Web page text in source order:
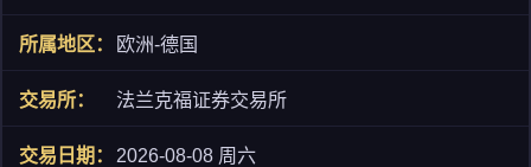
欧洲-德国
法兰克福证券交易所
2026-08-08 周六